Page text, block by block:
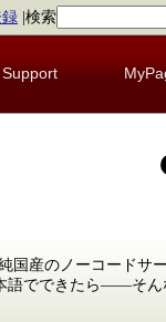
検索
Support
国産のノーコードサ
語でできたら――そん